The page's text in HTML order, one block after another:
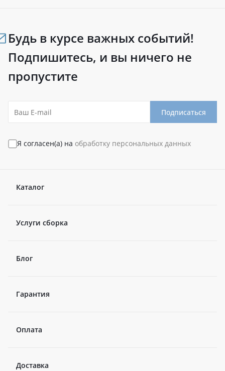
Будь в курсе важных событий!
Подпишитесь, и вы ничего не
пропустите
Подписаться
Я согласен(а) на обработку персональных данных
Каталог
Услуги сборка
Блог
Гарантия
Оплата
Доставка